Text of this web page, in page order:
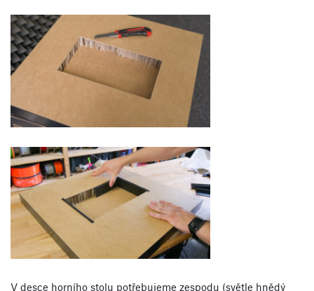
V desce horního stolu potřebujeme zespodu (světle hnědý